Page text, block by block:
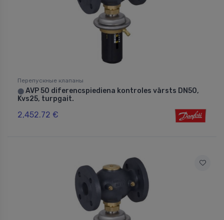
Перепускные клапаны
⬤ AVP 50 diferencspiediena kontroles vārsts DN50,
Kvs25, turpgait.
2,452.72 €